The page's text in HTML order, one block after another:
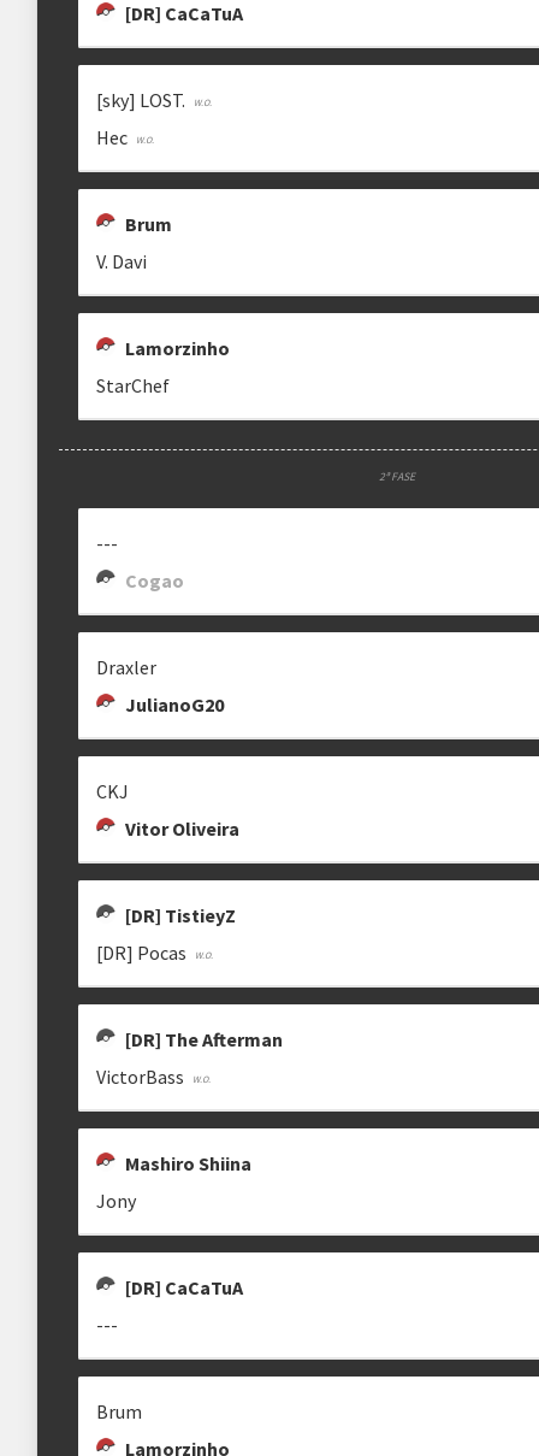
[DR] CaCaTuA
[sky] LOST.
Hec
Brum
V. Davi
Lamorzinho
StarChef
2ª FASE
---
Cogao
Draxler
JulianoG20
CKJ
Vitor Oliveira
[DR] TistieyZ
[DR] Pocas
[DR] The Afterman
VictorBass
Mashiro Shiina
Jony
[DR] CaCaTuA
---
Brum
Lamorzinho